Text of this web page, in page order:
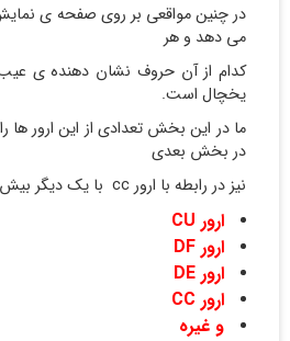
در چنین مواقعی بر روی صفحه ی
می دهد و هر
کدام از آن حروف نشان دهنده ی
یخچال است.
ما در این بخش تعدادی از این ارور ها
در بخش بعدی
نیز در رابطه با ارور cc با یک دیگر بیش تر صحبت می کنیم.
ارور CU
ارور DF
ارور DE
ارور CC
و غیره